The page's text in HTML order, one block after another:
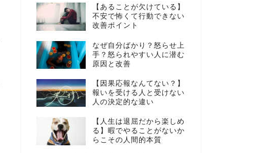
【あることが欠けている】
不安で怖くて行動できない
改善ポイント
なぜ自分ばかり？怒らせ上
手？怒られやすい人に潜む
原因と改善
【因果応報なんてない？】
報いを受ける人と受けない
人の決定的な違い
【人生は退屈だから楽しめ
る】暇でやることがないか
らこその人間的本質